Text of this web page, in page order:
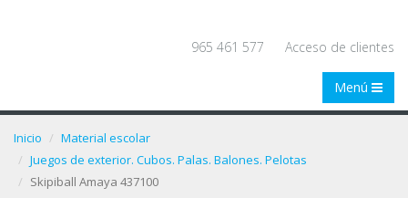
965 461 577 Acceso de clientes
Menú
Inicio
Material escolar
Juegos de exterior. Cubos. Palas. Balones. Pelotas
Skipiball Amaya 437100